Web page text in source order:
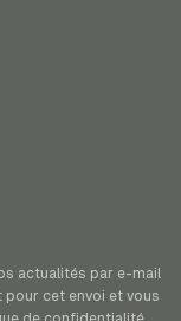
actualités par e-mail
pour cet envoi et vous